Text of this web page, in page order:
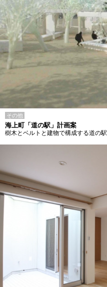
その他
海上町「道の駅」計画案
樹木とベルトと建物で構成する道の駅